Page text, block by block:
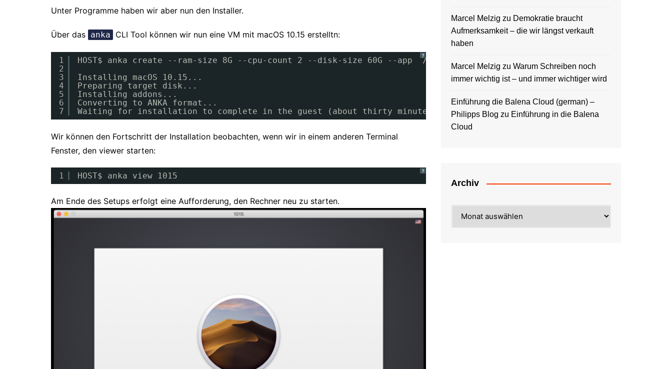
Unter Programme haben wir aber nun den Installer.
Über das anka CLI Tool können wir nun eine VM mit macOS 10.15 erstelltn:
?
1
2
3
4
5
6
7
HOST$ anka create --ram-size 8G --cpu-count 2 --disk-size 60G --app  /Applications/Install\ macOS\ 10.15\ Beta.app/
Installing macOS 10.15...
Preparing target disk...
Installing addons...
Converting to ANKA format...
Waiting for installation to complete in the guest (about thirty minutes approx.)...
Wir können den Fortschritt der Installation beobachten, wenn wir in einem anderen Terminal
Fenster, den viewer starten:
?
1 HOST$ anka view 1015
Am Ende des Setups erfolgt eine Aufforderung, den Rechner neu zu starten.
Marcel Melzig zu Demokratie braucht
Aufmerksamkeit – die wir längst verkauft
haben
Marcel Melzig zu Warum Schreiben noch
immer wichtig ist – und immer wichtiger wird
Einführung die Balena Cloud (german) –
Philipps Blog zu Einführung in die Balena
Cloud
Archiv